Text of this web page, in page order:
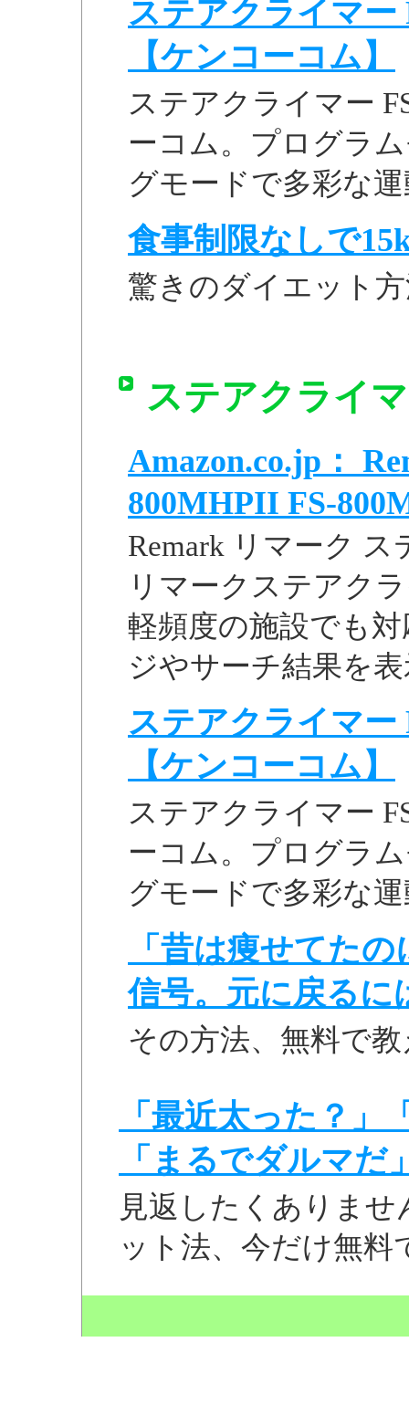
ステアクライマー
【ケンコーコム】
ステアクライマー
ーコム。プログラ
グモードで多彩な
食事制限なしで
驚きのダイエット
ステアクライ
Amazon.co.jp：
800MHPII FS-
Remark リマーク
リマークステアク
軽頻度の施設でも
ジやサーチ結果を
ステアクライマー
【ケンコーコム】
ステアクライマー
ーコム。プログラ
グモードで多彩な
「昔は痩せてた
信号。元に戻るに
その方法、無料で
「最近太った？
「まるでダルマだ
見返したくありま
ット法、今だけ無料